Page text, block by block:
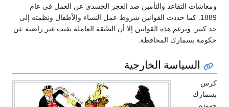
ومعاشات التقاعد والتأمين ضد العجز الجسدي عن العمل في عام
1889. كما حددت القوانين شروط عمل النساء والأطفال ونظمته إلى
حد كبير. وبرغم هذه القوانين إلا أن الطبقة العاملة بقيت غير راضية عن
حكومة بسمارك المحافظة.
السياسة الخارجية
كرس
بسمارك